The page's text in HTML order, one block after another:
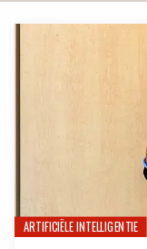
ARTIFICIËLE INTELLIGENTIE